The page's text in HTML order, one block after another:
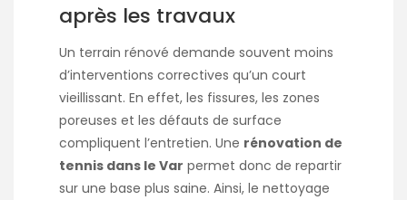
après les travaux
Un terrain rénové demande souvent moins
d’interventions correctives qu’un court
vieillissant. En effet, les fissures, les zones
poreuses et les défauts de surface
compliquent l’entretien. Une rénovation de
tennis dans le Var permet donc de repartir
sur une base plus saine. Ainsi, le nettoyage